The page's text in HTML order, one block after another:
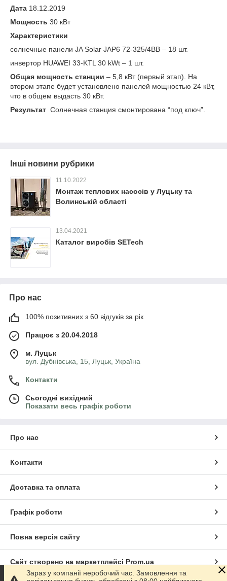
Дата 18.12.2019
Мощность 30 кВт
Характеристики
cолнечные панели JA Solar JAP6 72-325/4BB – 18 шт.
инвертор HUAWEI 33-KTL 30 kWt – 1 шт.
Общая мощность станции – 5,8 кВт (первый этап). На
втором этапе будет установлено панелей мощностью 24 кВт,
что в общем выдасть 30 кВт.
Результат Солнечная станция смонтирована “под ключ”.
Інші новини рубрики
11.10.2022
Монтаж теплових насосів у Луцьку та
Волинській області
13.04.2021
Каталог виробів SETech
Про нас
100% позитивних з 60 відгуків за рік
Працює з 20.04.2018
м. Луцьк
вул. Дубнівська, 15, Луцьк, Україна
Контакти
Сьогодні вихідний
Показати весь графік роботи
Про нас
Контакти
Доставка та оплата
Графік роботи
Повна версія сайту
Сайт створено на маркетплейсі Prom.ua
Зараз у компанії неробочий час. Замовлення та